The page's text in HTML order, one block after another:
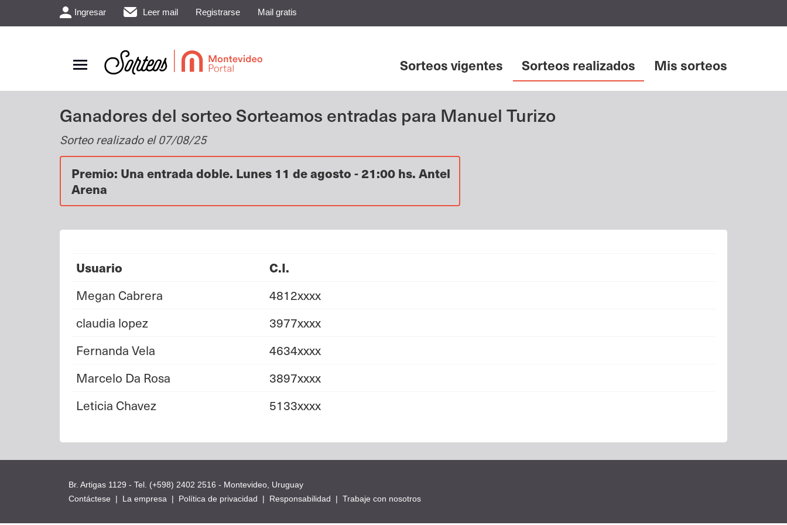
Ingresar Leer mail Registrarse Mail gratis
Sorteos vigentes Sorteos realizados Mis sorteos
Ganadores del sorteo Sorteamos entradas para Manuel Turizo
Sorteo realizado el 07/08/25
Premio: Una entrada doble. Lunes 11 de agosto - 21:00 hs. Antel
Arena
Usuario C.I.
Megan Cabrera
4812xxxx
claudia lopez
3977xxxx
Fernanda Vela
4634xxxx
Marcelo Da Rosa
3897xxxx
Leticia Chavez
5133xxxx
Br. Artigas 1129 - Tel. (+598) 2402 2516 - Montevideo, Uruguay
Contáctese | La empresa | Política de privacidad | Responsabilidad | Trabaje con nosotros